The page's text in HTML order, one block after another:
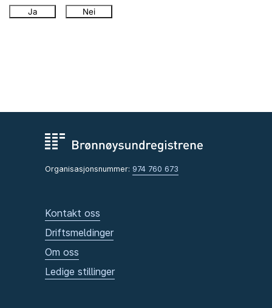
Ja Nei
Organisasjonsnummer: 974 760 673
Kontakt oss
Driftsmeldinger
Om oss
Ledige stillinger